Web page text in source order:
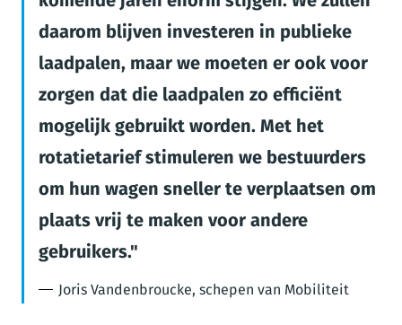
daarom blijven investeren in publieke
laadpalen, maar we moeten er ook voor
zorgen dat die laadpalen zo efficiënt
mogelijk gebruikt worden. Met het
rotatietarief stimuleren we bestuurders
om hun wagen sneller te verplaatsen om
plaats vrij te maken voor andere
gebruikers.
Joris Vandenbroucke, schepen van Mobiliteit